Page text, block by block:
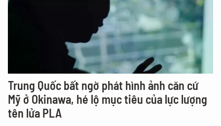
Trung Quốc bất ngờ phát hình ảnh căn cứ
Mỹ ở Okinawa, hé lộ mục tiêu của lực lượng
tên lửa PLA